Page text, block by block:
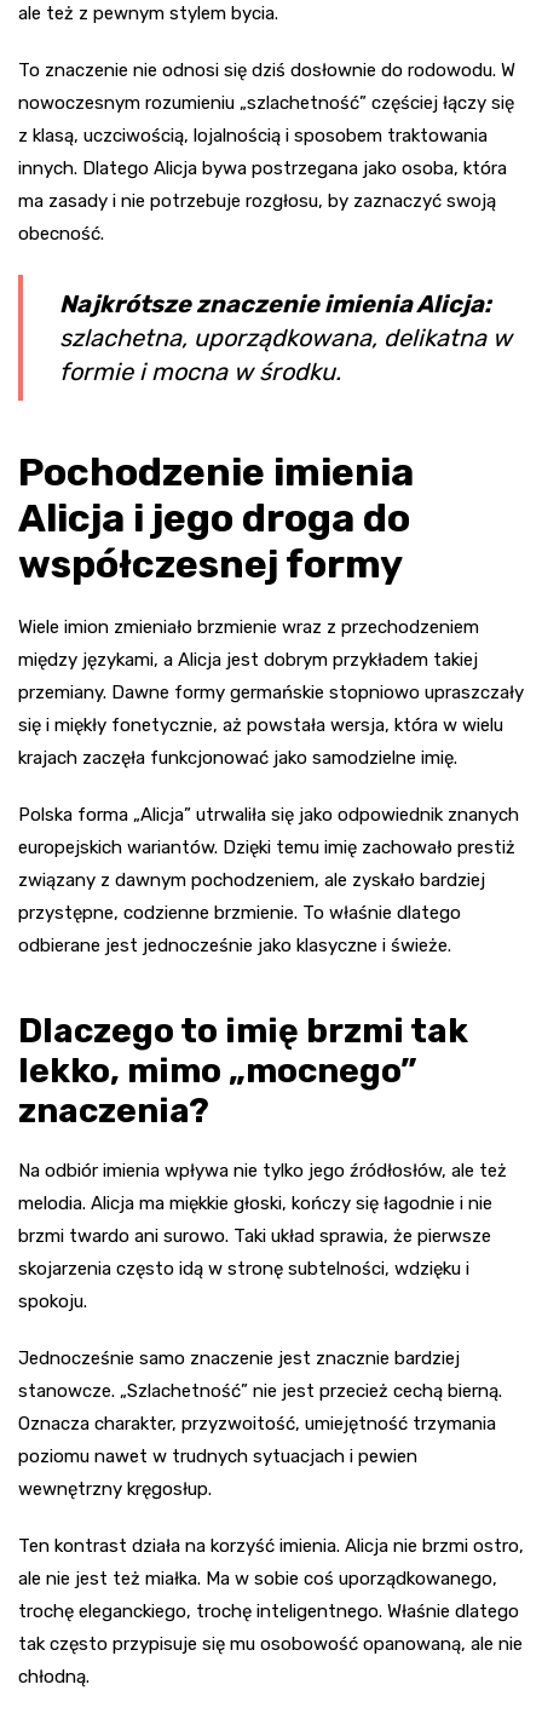
ale też z pewnym stylem bycia.
To znaczenie nie odnosi się dziś dosłownie do rodowodu. W
nowoczesnym rozumieniu „szlachetność” częściej łączy się
z klasą, uczciwością, lojalnością i sposobem traktowania
innych. Dlatego Alicja bywa postrzegana jako osoba, która
ma zasady i nie potrzebuje rozgłosu, by zaznaczyć swoją
obecność.
Najkrótsze znaczenie imienia Alicja:
szlachetna, uporządkowana, delikatna w
formie i mocna w środku.
Pochodzenie imienia
Alicja i jego droga do
współczesnej formy
Wiele imion zmieniało brzmienie wraz z przechodzeniem
między językami, a Alicja jest dobrym przykładem takiej
przemiany. Dawne formy germańskie stopniowo upraszczały
się i miękły fonetycznie, aż powstała wersja, która w wielu
krajach zaczęła funkcjonować jako samodzielne imię.
Polska forma „Alicja” utrwaliła się jako odpowiednik znanych
europejskich wariantów. Dzięki temu imię zachowało prestiż
związany z dawnym pochodzeniem, ale zyskało bardziej
przystępne, codzienne brzmienie. To właśnie dlatego
odbierane jest jednocześnie jako klasyczne i świeże.
Dlaczego to imię brzmi tak
lekko, mimo „mocnego”
znaczenia?
Na odbiór imienia wpływa nie tylko jego źródłosłów, ale też
melodia. Alicja ma miękkie głoski, kończy się łagodnie i nie
brzmi twardo ani surowo. Taki układ sprawia, że pierwsze
skojarzenia często idą w stronę subtelności, wdzięku i
spokoju.
Jednocześnie samo znaczenie jest znacznie bardziej
stanowcze. „Szlachetność” nie jest przecież cechą bierną.
Oznacza charakter, przyzwoitość, umiejętność trzymania
poziomu nawet w trudnych sytuacjach i pewien
wewnętrzny kręgosłup.
Ten kontrast działa na korzyść imienia. Alicja nie brzmi ostro,
ale nie jest też miałka. Ma w sobie coś uporządkowanego,
trochę eleganckiego, trochę inteligentnego. Właśnie dlatego
tak często przypisuje się mu osobowość opanowaną, ale nie
chłodną.